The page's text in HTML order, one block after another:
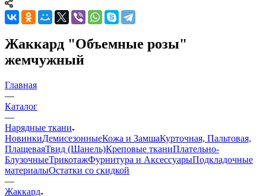
Жаккард "Объемные розы"
жемчужный
Главная
—
Каталог
—
Нарядные ткани
НовинкиДемисезонныеКожа и ЗамшаКурточная, Пальтовая,
ПлащеваяТвид (Шанель)Креповые тканиПлательно-
БлузочныеТрикотажФурнитура и АксессуарыПодкладочные
материалыОстатки со скидкой
—
Жаккард